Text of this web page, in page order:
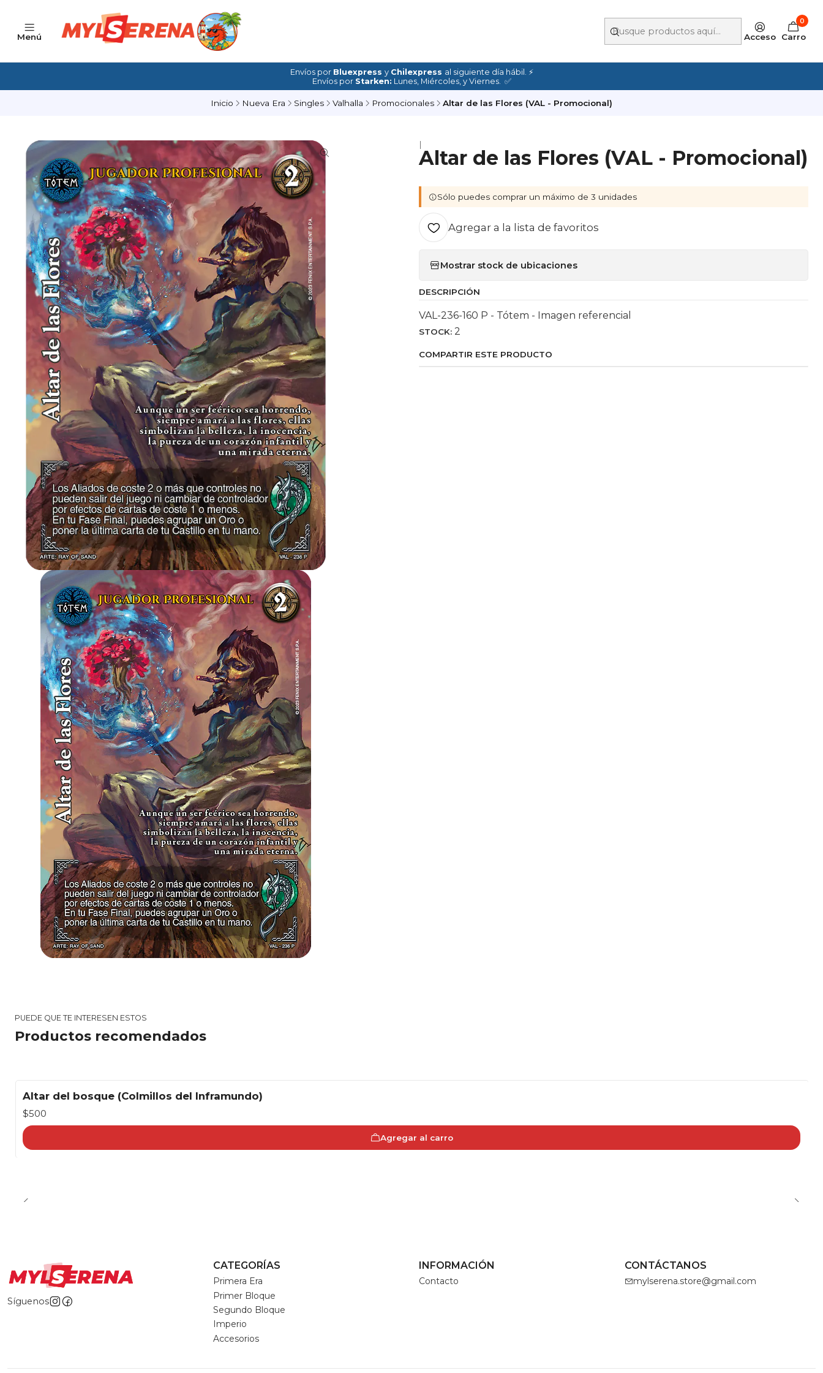
Menú Acceso
0
Carro
Envíos por Bluexpress y Chilexpress al siguiente día hábil. ⚡
Envíos por Starken: Lunes, Miércoles, y Viernes. ✅
Inicio Nueva Era Singles Valhalla Promocionales Altar de las Flores (VAL - Promocional)
|
Altar de las Flores (VAL - Promocional)
Sólo puedes comprar un máximo de 3 unidades
Agregar a la lista de favoritos
Mostrar stock de ubicaciones
DESCRIPCIÓN
VAL-236-160 P - Tótem - Imagen referencial
STOCK: 2
COMPARTIR ESTE PRODUCTO
PUEDE QUE TE INTERESEN ESTOS
Productos recomendados
Altar del bosque (Colmillos del Inframundo)
$500
Agregar al carro
Síguenos
CATEGORÍAS
Primera Era
Primer Bloque
Segundo Bloque
Imperio
Accesorios
INFORMACIÓN
Contacto
CONTÁCTANOS
mylserena.store@gmail.com